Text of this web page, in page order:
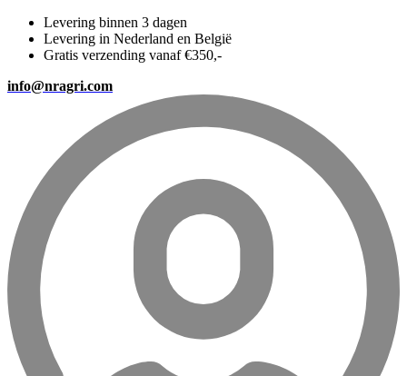
Levering binnen 3 dagen
Levering in Nederland en België
Gratis verzending vanaf €350,-
info@nragri.com